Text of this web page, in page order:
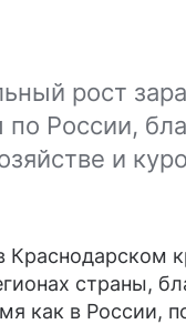
рост
России,
и
Краснодарском
страны,
как в России,